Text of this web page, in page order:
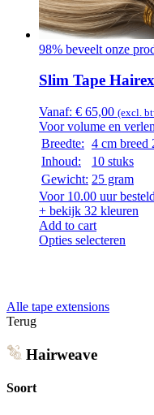
98% beveelt onze
Slim Tape
Vanaf: € 65,00 (excl.
Voor volume en
Breedte: 4 cm breed
Inhoud:
10 stuks
Gewicht: 25 gram
Voor 10.00 uur
+ bekijk 32 kleuren
Add to cart
Opties selecteren
Alle tape extensions
Terug
Hairweave
Soort